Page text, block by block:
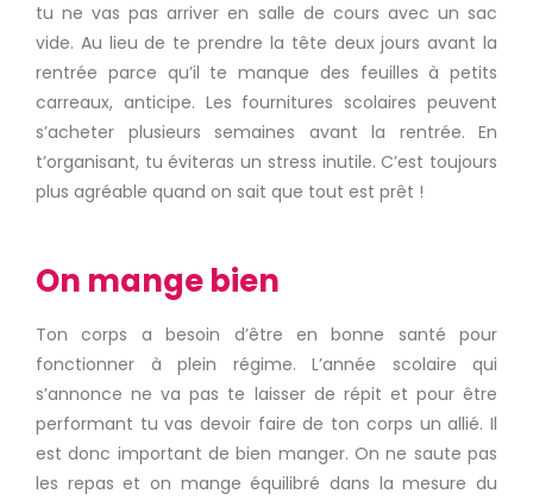
tu ne vas pas arriver en salle de cours avec un sac
vide. Au lieu de te prendre la tête deux jours avant la
rentrée parce qu’il te manque des feuilles à petits
carreaux, anticipe. Les fournitures scolaires peuvent
s’acheter plusieurs semaines avant la rentrée. En
t’organisant, tu éviteras un stress inutile. C’est toujours
plus agréable quand on sait que tout est prêt !
On mange bien
Ton corps a besoin d’être en bonne santé pour
fonctionner à plein régime. L’année scolaire qui
s’annonce ne va pas te laisser de répit et pour être
performant tu vas devoir faire de ton corps un allié. Il
est donc important de bien manger. On ne saute pas
les repas et on mange équilibré dans la mesure du